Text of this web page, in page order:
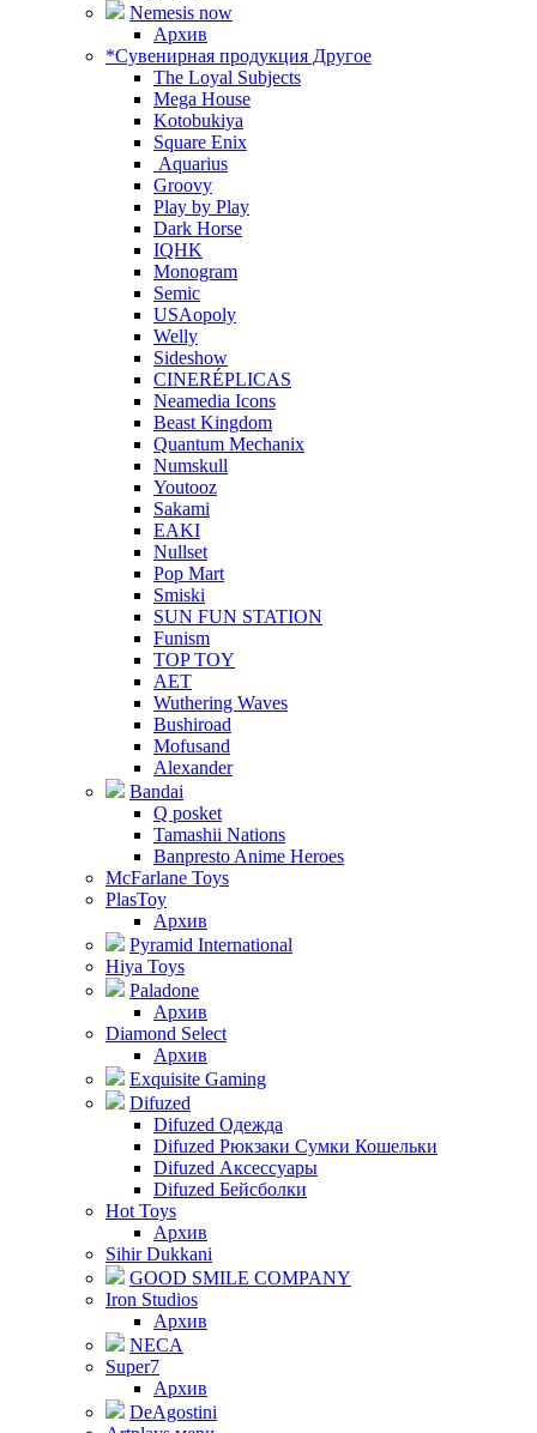
Nemesis now
Архив
*Сувенирная продукция Другое
The Loyal Subjects
Mega House
Kotobukiya
Square Enix
Aquarius
Groovy
Play by Play
Dark Horse
IQHK
Monogram
Semic
USAopoly
Welly
Sideshow
CINERÉPLICAS
Neamedia Icons
Beast Kingdom
Quantum Mechanix
Numskull
Youtooz
Sakami
EAKI
Nullset
Pop Mart
Smiski
SUN FUN STATION
Funism
TOP TOY
AET
Wuthering Waves
Bushiroad
Mofusand
Alexander
Bandai
Q posket
Tamashii Nations
Banpresto Anime Heroes
McFarlane Toys
PlasToy
Архив
Pyramid International
Hiya Toys
Paladone
Архив
Diamond Select
Архив
Exquisite Gaming
Difuzed
Difuzed Одежда
Difuzed Рюкзаки Сумки Кошельки
Difuzed Аксессуары
Difuzed Бейсболки
Hot Toys
Архив
Sihir Dukkani
GOOD SMILE COMPANY
Iron Studios
Архив
NECA
Super7
Архив
DeAgostini